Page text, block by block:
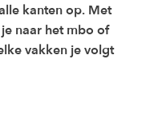
kanten op. Met
naar het mbo of
vakken je volgt